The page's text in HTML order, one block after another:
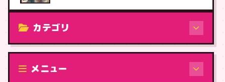
カテゴリ
修理（機種から）
メニュー